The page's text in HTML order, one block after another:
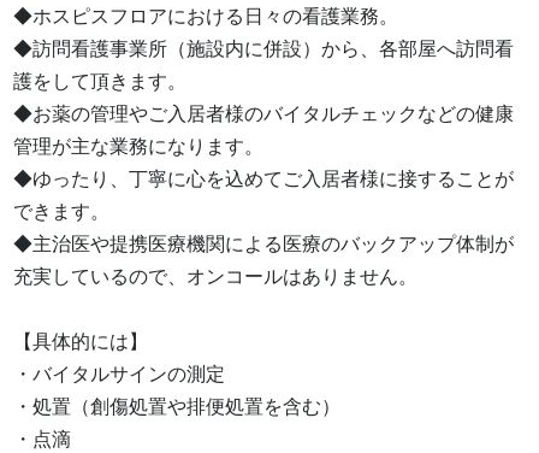
◆ホスピスフロアにおける日々の看護業務。
◆訪問看護事業所（施設内に併設）から、各部屋へ訪問看
護をして頂きます。
◆お薬の管理やご入居者様のバイタルチェックなどの健康
管理が主な業務になります。
◆ゆったり、丁寧に心を込めてご入居者様に接することが
できます。
◆主治医や提携医療機関による医療のバックアップ体制が
充実しているので、オンコールはありません。
【具体的には】
・バイタルサインの測定
・処置（創傷処置や排便処置を含む）
・点滴